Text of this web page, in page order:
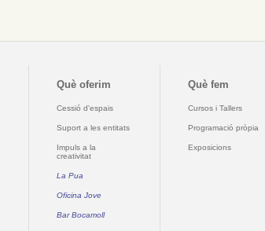
Què oferim
Cessió d'espais
Suport a les entitats
Impuls a la
creativitat
La Pua
Oficina Jove
Bar Bocamoll
Què fem
Cursos i Tallers
Programació pròpia
Exposicions